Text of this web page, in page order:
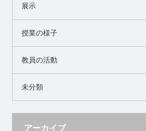
展示
授業の様子
教員の活動
未分類
アーカイブ